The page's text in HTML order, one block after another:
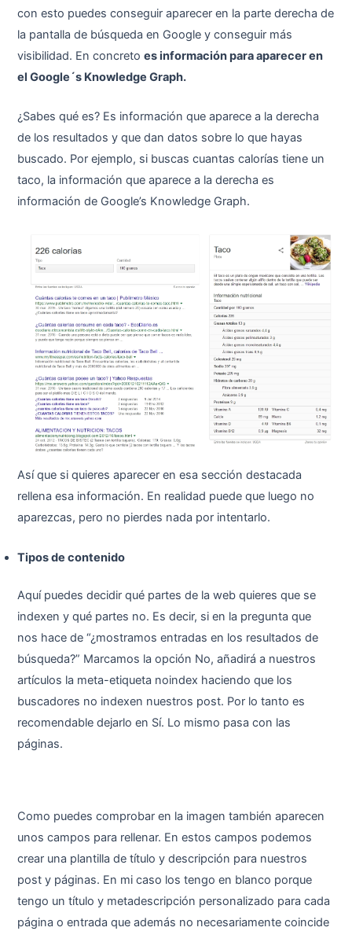
con esto puedes conseguir aparecer en la parte derecha de
la pantalla de búsqueda en Google y conseguir más
visibilidad. En concretoes información para aparecer en
el Google´s Knowledge Graph.
¿Sabes qué es? Es información que aparece a la derecha
de los resultados y que dan datos sobre lo que hayas
buscado. Por ejemplo, si buscas cuantas calorías tiene un
taco, la información que aparece a la derecha es
información de Google’s Knowledge Graph.
Así que si quieres aparecer en esa sección destacada
rellena esa información. En realidad puede que luego no
aparezcas, pero no pierdes nada por intentarlo.
Tipos de contenido
Aquí puedes decidir qué partes de la web quieres que se
indexen y qué partes no. Es decir, si en la pregunta que
nos hace de “¿mostramos entradas en los resultados de
búsqueda?” Marcamos la opción No, añadirá a nuestros
artículos la meta-etiqueta noindex haciendo que los
buscadores no indexen nuestros post. Por lo tanto es
recomendable dejarlo en Sí. Lo mismo pasa con las
páginas.
Como puedes comprobar en la imagen también aparecen
unos campos para rellenar. En estos campos podemos
crear una plantilla de título y descripción para nuestros
post y páginas. En mi caso los tengo en blanco porque
tengo un título y metadescripción personalizado para cada
página o entrada que además no necesariamente coincide